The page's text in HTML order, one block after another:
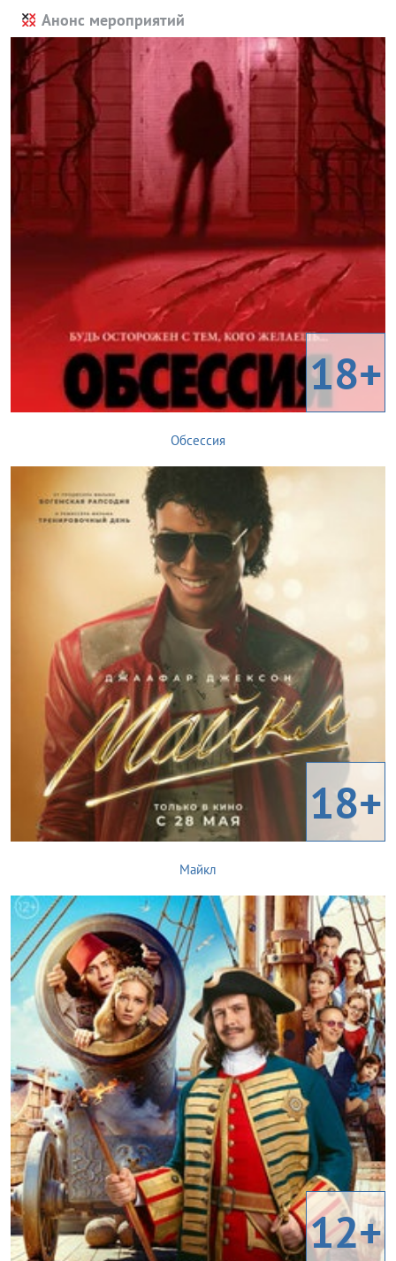
Анонс мероприятий
18+
Обсессия
18+
Майкл
12+